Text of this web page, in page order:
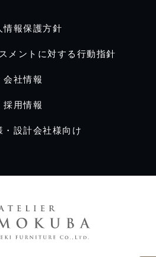
情報保護方針
メントに対する行動指針
会社情報
採用情報
・設計会社様向け